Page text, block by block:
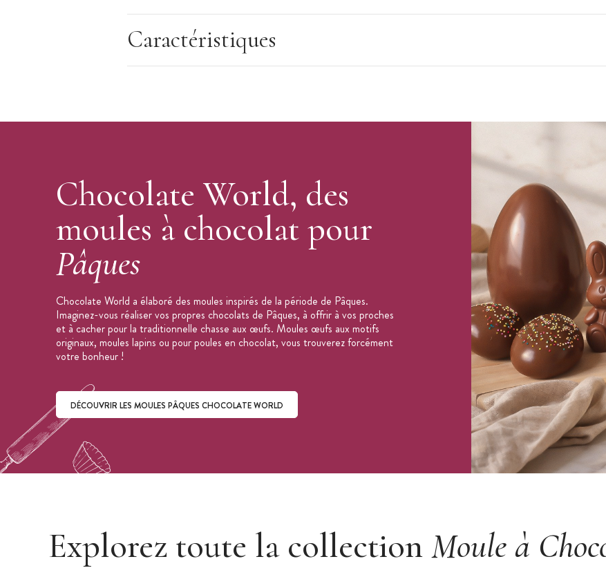
friturecomposée de plusieurs chocolats (chocolat au lait, chocolat blanc et chocolat
noir) nous vous conseillons de remplir les empreintes du
poche à douille.
Fritures de Pâques : 6 motifs différents (oiseaux, lapins x2, oeufs, poule, agneau)
Nombre d'empreintes : 18 (3 x 6)
Dimensions du moulage : 45 x 35 x 8 mm
Poids du moulage final (à l'unité) : 6 g
Dimensions de la plaque : 275 x 135 x 24 mm
Moule vendu à l'unité
Caractéristiques
Chocolate World, des
moules à chocolat pour
Pâques
Chocolate World a élaboré des moules inspirés de la période de Pâques.
Imaginez-vous réaliser vos propres chocolats de Pâques, à offrir à vos proches
et à cacher pour la traditionnelle chasse aux œufs. Moules œufs aux motifs
originaux, moules lapins ou pour poules en chocolat, vous trouverez forcément
votre bonheur !
DÉCOUVRIR LES MOULES PÂQUES CHOCOLATE WORLD
Explorez toute la collection Moule à